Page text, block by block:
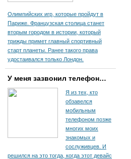
Олимпийских игр, которые пройдут в
Париже. Французская столица станет
вторым городом в истории, который
трижды примет главный спортивный
старт планеты. Ранее такого права
удостаивался только Лондон.
У меня зазвонил телефон…
Я из тех, кто
обзавелся
мобильным
телефоном позже
многих моих
знакомых и
сослуживцев. И
решился на это тогда, когда этот девайс